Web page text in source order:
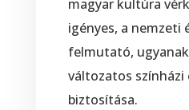
magyar kultúra
igényes, a nemzeti
felmutató,
változatos színházi
biztosítása.